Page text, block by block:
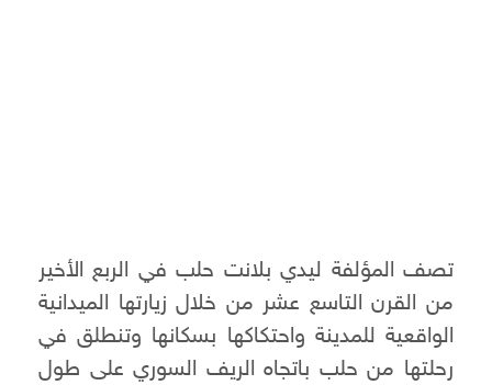
تصف المؤلفة ليدي بلانت حلب في الربع الأخير
من القرن التاسع عشر من خلال زيارتها الميدانية
الواقعية للمدينة واحتكاكها بسكانها وتنطلق في
رحلتها من حلب باتجاه الريف السوري على طول